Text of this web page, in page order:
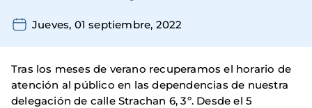
Jueves, 01 septiembre, 2022
Tras los meses de verano recuperamos el horario de
atención al público en las dependencias de nuestra
delegación de calle Strachan 6, 3º. Desde el 5